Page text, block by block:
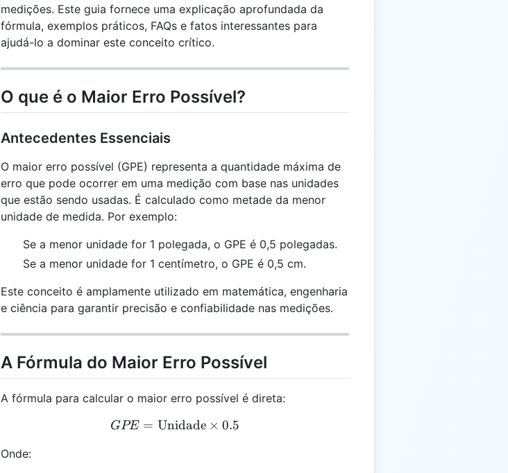
medições. Este guia fornece uma explicação aprofundada da
fórmula, exemplos práticos, FAQs e fatos interessantes para
ajudá-lo a dominar este conceito crítico.
O que é o Maior Erro Possível?
Antecedentes Essenciais
O maior erro possível (GPE) representa a quantidade máxima de
erro que pode ocorrer em uma medição com base nas unidades
que estão sendo usadas. É calculado como metade da menor
unidade de medida. Por exemplo:
Se a menor unidade for 1 polegada, o GPE é 0,5 polegadas.
Se a menor unidade for 1 centímetro, o GPE é 0,5 cm.
Este conceito é amplamente utilizado em matemática, engenharia
e ciência para garantir precisão e confiabilidade nas medições.
A Fórmula do Maior Erro Possível
A fórmula para calcular o maior erro possível é direta:
GPE = \text{Unidade} \times 0.5
GPE = Unidade × 0.5
Onde: